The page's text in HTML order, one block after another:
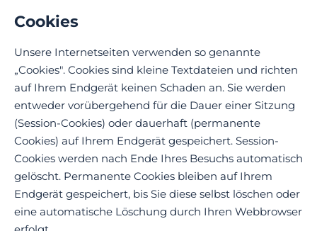
Cookies
Unsere Internetseiten verwenden so genannte
„Cookies". Cookies sind kleine Textdateien und richten
auf Ihrem Endgerät keinen Schaden an. Sie werden
entweder vorübergehend für die Dauer einer Sitzung
(Session-Cookies) oder dauerhaft (permanente
Cookies) auf Ihrem Endgerät gespeichert. Session-
Cookies werden nach Ende Ihres Besuchs automatisch
gelöscht. Permanente Cookies bleiben auf Ihrem
Endgerät gespeichert, bis Sie diese selbst löschen oder
eine automatische Löschung durch Ihren Webbrowser